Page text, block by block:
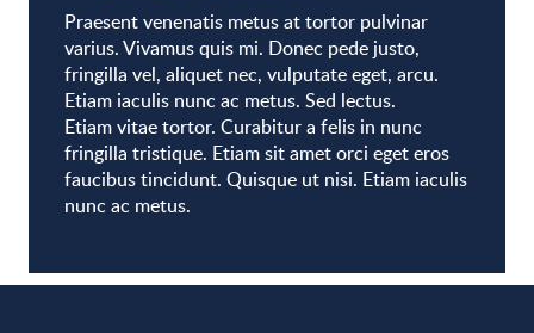
Praesent venenatis metus at tortor pulvinar
varius. Vivamus quis mi. Donec pede justo,
fringilla vel, aliquet nec, vulputate eget, arcu.
Etiam iaculis nunc ac metus. Sed lectus.
Etiam vitae tortor. Curabitur a felis in nunc
fringilla tristique. Etiam sit amet orci eget eros
faucibus tincidunt. Quisque ut nisi. Etiam iaculis
nunc ac metus.